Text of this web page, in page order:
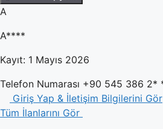
A
A****
Kayıt: 1 Mayıs 2026
Telefon Numarası +90 545 386 2*
Giriş Yap & İletişim Bilgilerini Gör
Tüm İlanlarını Gör